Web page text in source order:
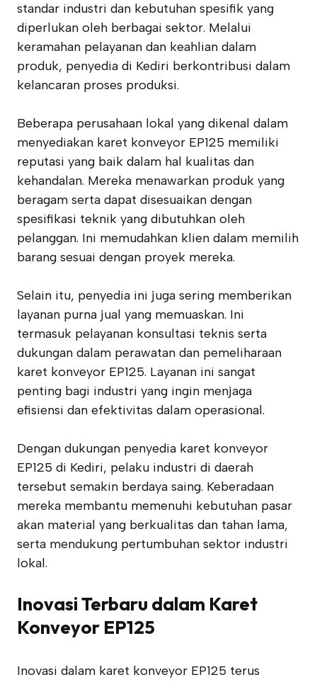
standar industri dan kebutuhan spesifik yang
diperlukan oleh berbagai sektor. Melalui
keramahan pelayanan dan keahlian dalam
produk, penyedia di Kediri berkontribusi dalam
kelancaran proses produksi.
Beberapa perusahaan lokal yang dikenal dalam
menyediakan karet konveyor EP125 memiliki
reputasi yang baik dalam hal kualitas dan
kehandalan. Mereka menawarkan produk yang
beragam serta dapat disesuaikan dengan
spesifikasi teknik yang dibutuhkan oleh
pelanggan. Ini memudahkan klien dalam memilih
barang sesuai dengan proyek mereka.
Selain itu, penyedia ini juga sering memberikan
layanan purna jual yang memuaskan. Ini
termasuk pelayanan konsultasi teknis serta
dukungan dalam perawatan dan pemeliharaan
karet konveyor EP125. Layanan ini sangat
penting bagi industri yang ingin menjaga
efisiensi dan efektivitas dalam operasional.
Dengan dukungan penyedia karet konveyor
EP125 di Kediri, pelaku industri di daerah
tersebut semakin berdaya saing. Keberadaan
mereka membantu memenuhi kebutuhan pasar
akan material yang berkualitas dan tahan lama,
serta mendukung pertumbuhan sektor industri
lokal.
Inovasi Terbaru dalam Karet
Konveyor EP125
Inovasi dalam karet konveyor EP125 terus